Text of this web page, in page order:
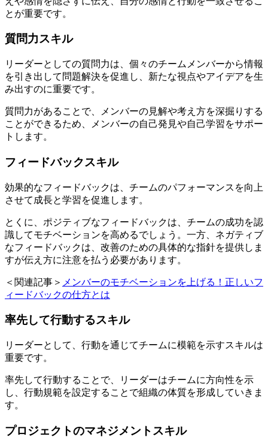
とが重要です。
質問力スキル
リーダーとしての質問力は、個々のチームメンバーから情報
を引き出して問題解決を促進し、新たな視点やアイデアを生
み出すのに重要です。
質問力があることで、メンバーの見解や考え方を深掘りする
ことができるため、メンバーの自己発見や自己学習をサポー
トします。
フィードバックスキル
効果的なフィードバックは、チームのパフォーマンスを向上
させて成長と学習を促進します。
とくに、ポジティブなフィードバックは、チームの成功を認
識してモチベーションを高めるでしょう。一方、ネガティブ
なフィードバックは、改善のための具体的な指針を提供しま
すが伝え方に注意を払う必要があります。
＜関連記事＞ メンバーのモチベーションを上げる！正しいフ
ィードバックの仕方とは
率先して行動するスキル
リーダーとして、行動を通じてチームに模範を示すスキルは
重要です。
率先して行動することで、リーダーはチームに方向性を示
し、行動規範を設定することで組織の体質を形成していきま
す。
プロジェクトのマネジメントスキル